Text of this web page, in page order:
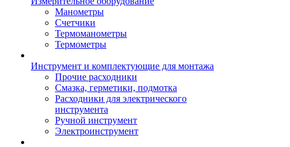
Манометры
Счетчики
Термоманометры
Термометры
Инструмент и комплектующие для монтажа
Прочие расходники
Смазка, герметики, подмотка
Расходники для электрического
инструмента
Ручной инструмент
Электроинструмент